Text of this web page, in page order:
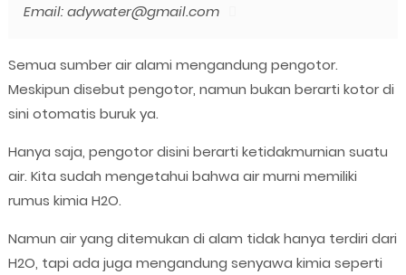
Email: adywater@gmail.com
Semua sumber air alami mengandung pengotor.
Meskipun disebut pengotor, namun bukan berarti kotor di
sini otomatis buruk ya.
Hanya saja, pengotor disini berarti ketidakmurnian suatu
air. Kita sudah mengetahui bahwa air murni memiliki
rumus kimia H2O.
Namun air yang ditemukan di alam tidak hanya terdiri dari
H2O, tapi ada juga mengandung senyawa kimia seperti